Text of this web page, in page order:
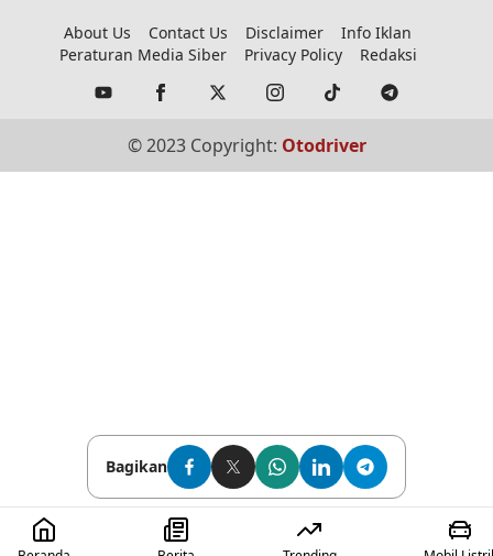
Bagikan
About Us Contact Us Disclaimer
Info Iklan
Peraturan Media Siber
Privacy Policy Redaksi
© 2023 Copyright: Otodriver